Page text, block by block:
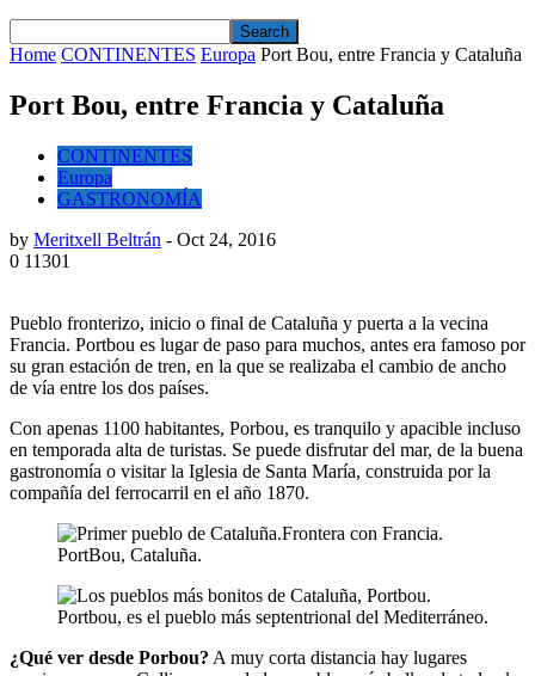
Home CONTINENTES Europa Port Bou, entre Francia y Cataluña
Port Bou, entre Francia y Cataluña
CONTINENTES
Europa
GASTRONOMÍA
by Meritxell Beltrán - Oct 24, 2016
0 11301
Pueblo fronterizo, inicio o final de Cataluña y puerta a la vecina
Francia. Portbou es lugar de paso para muchos, antes era famoso por
su gran estación de tren, en la que se realizaba el cambio de ancho
de vía entre los dos países.
Con apenas 1100 habitantes, Porbou, es tranquilo y apacible incluso
en temporada alta de turistas. Se puede disfrutar del mar, de la buena
gastronomía o visitar la Iglesia de Santa María, construida por la
compañía del ferrocarril en el año 1870.
PortBou, Cataluña.
Portbou, es el pueblo más septentrional del Mediterráneo.
¿Qué ver desde Porbou? A muy corta distancia hay lugares